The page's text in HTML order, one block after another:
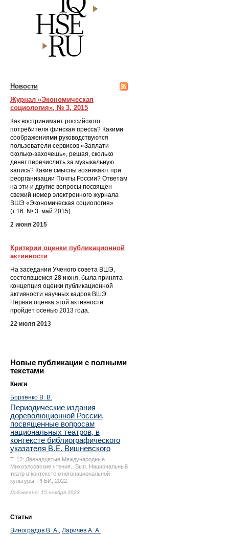
Новости
Журнал «Экономическая
социология», № 3, 2015
Как воспринимает российского
потребителя финская пресса? Какими
соображениями руководствуются
пользователи сервисов «Заплати-
сколько-захочешь», решая, сколько
денег перечислить за музыкальную
запись? Какие смыслы возникают при
реорганизации Почты России? Ответам
на эти и другие вопросы посвящен
свежий номер электронного журнала
ВШЭ «Экономическая социология»
(т.16. № 3. май 2015).
2 июня 2015
Критерии оценки публикационной
активности
На заседании Ученого совета ВШЭ,
состоявшемся 28 июня, была принята
концепция оценки публикационной
активности научных кадров ВШЭ.
Первая оценка этой активности
пройдет осенью 2013 года.
22 июля 2013
Новые публикации с полными
текстами
Книги
Борзенко В. В.
Периодические издания
дореволюционной России,
посвященные вопросам
национальных театров, в
контексте библиографического
указателя В.Е. Вишневского
Т. 12: Двенадцатые Международные
Михоэлсовские чтения.. Вып. Национальный
театр в контексте многонациональной
культуры. РГБИ, 2022.
Добавлено: 15 ноября 2023
Статьи
Виноградов В. А.
Ларичев А. А.